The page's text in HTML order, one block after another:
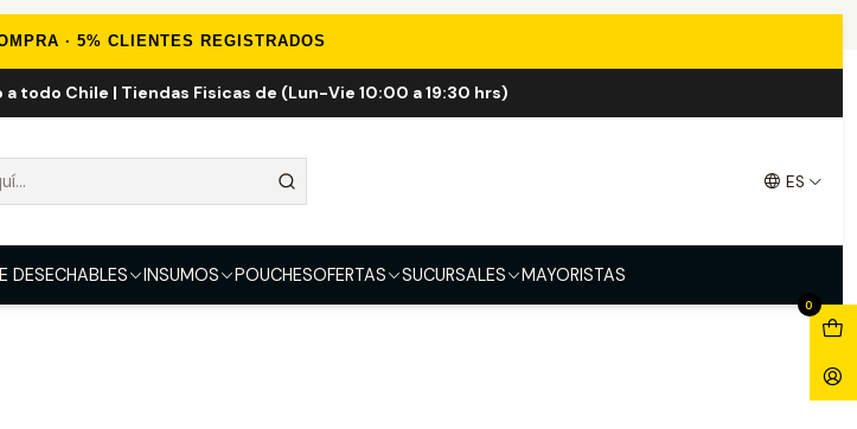
· 5% CLIENTES REGISTRADOS
a todo Chile | Tiendas Fisicas de (Lun-Vie 10:00 a 19:30 hrs)
ES
DESECHABLES INSUMOS POUCHESOFERTAS SUCURSALES MAYORISTAS
0
20K